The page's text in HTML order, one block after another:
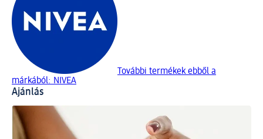
További termékek ebből a
márkából: NIVEA
Ajánlás